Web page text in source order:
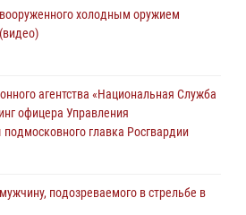
холодным оружием
агентства «Национальная Служба
офицера Управления
главка Росгвардии
подозреваемого в стрельбе в